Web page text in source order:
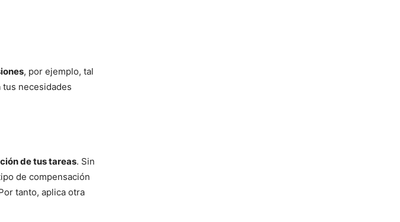
, por ejemplo, tal
necesidades
de tus tareas. Sin
de compensación
tanto, aplica otra